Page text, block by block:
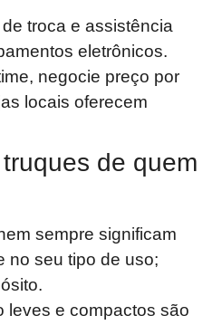
troca e assistência
eletrônicos.
negocie preço por
locais oferecem
de quem
sempre significam
no seu tipo de uso;
leves e compactos são